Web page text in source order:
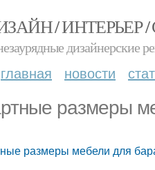
/ ИНТЕРЬЕР
дизайнерские
главная новости
размеры
размеры мебели для